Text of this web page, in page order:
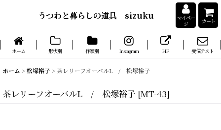
うつわと暮らしの道具 sizuku
マイペー
ジ
カート
ホーム 形状別 作家別 Instagram HP 受信テスト
ホーム > 松塚裕子 > 茶レリーフオーバルL / 松塚裕子
茶レリーフオーバルL / 松塚裕子 [MT-43]